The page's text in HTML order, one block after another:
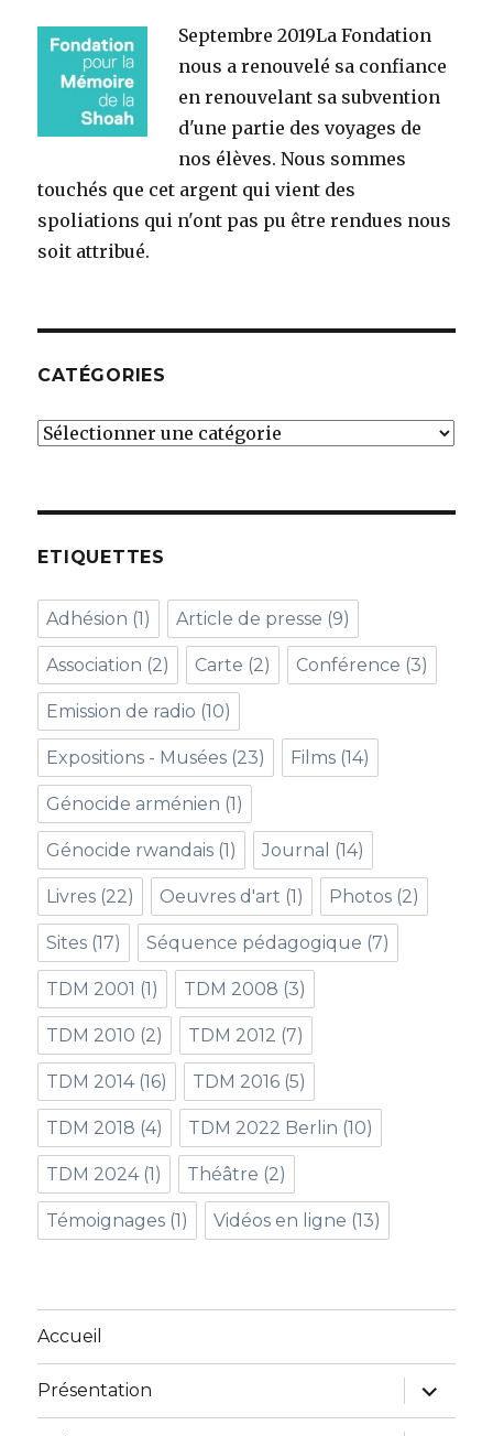
Septembre 2019La Fondation
nous a renouvelé sa confiance
en renouvelant sa subvention
d'une partie des voyages de
nos élèves. Nous sommes
touchés que cet argent qui vient des
spoliations qui n'ont pas pu être rendues nous
soit attribué.
CATÉGORIES
Catégories
ETIQUETTES
Adhésion (1) Article de presse (9)
Association (2) Carte (2) Conférence (3)
Emission de radio (10)
Expositions - Musées (23) Films (14)
Génocide arménien (1)
Génocide rwandais (1) Journal (14)
Livres (22) Oeuvres d'art (1) Photos (2)
Sites (17) Séquence pédagogique (7)
TDM 2001 (1) TDM 2008 (3)
TDM 2010 (2) TDM 2012 (7)
TDM 2014(16) TDM 2016 (5)
TDM 2018 (4) TDM 2022 Berlin (10)
TDM 2024(1) Théâtre (2)
Témoignages (1) Vidéos en ligne (13)
Accueil
Présentation
ouvrir
le
sous-